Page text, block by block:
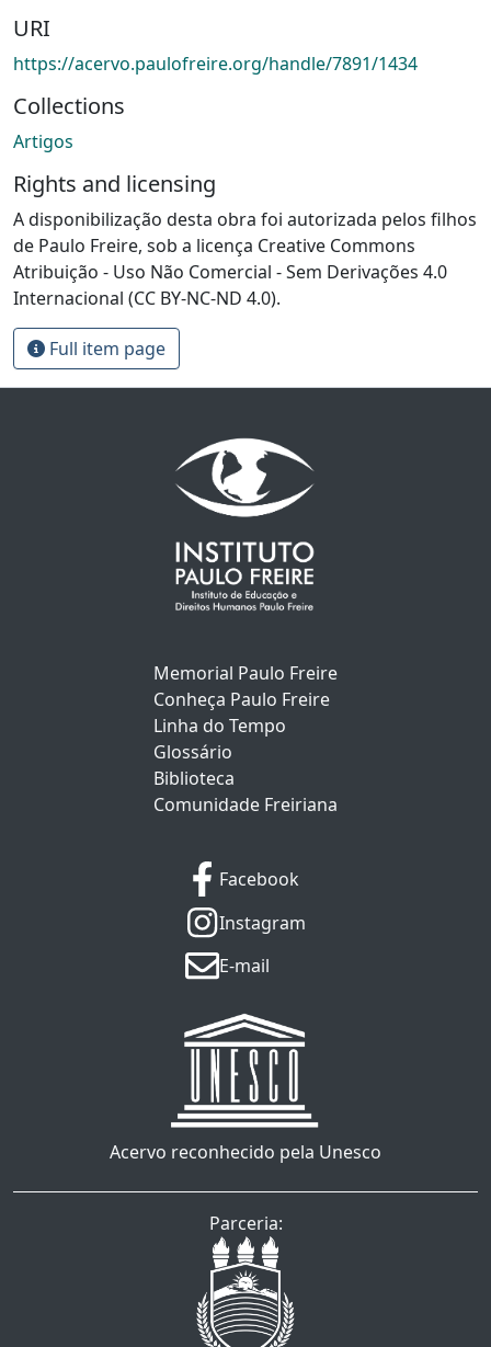
URI
https://acervo.paulofreire.org/handle/7891/1434
Collections
Artigos
Rights and licensing
A disponibilização desta obra foi autorizada pelos filhos
de Paulo Freire, sob a licença Creative Commons
Atribuição - Uso Não Comercial - Sem Derivações 4.0
Internacional (CC BY-NC-ND 4.0).
Full item page
Memorial Paulo Freire
Conheça Paulo Freire
Linha do Tempo
Glossário
Biblioteca
Comunidade Freiriana
Facebook
Instagram
E-mail
Acervo reconhecido pela Unesco
Parceria: